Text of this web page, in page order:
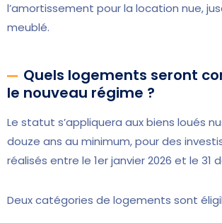
l’amortissement pour la location nue,
meublé.
Quels logements seront
le nouveau régime ?
Le statut s’appliquera aux biens loués
douze ans au minimum, pour des
réalisés entre le 1er janvier 2026 et le 31
Deux catégories de logements sont